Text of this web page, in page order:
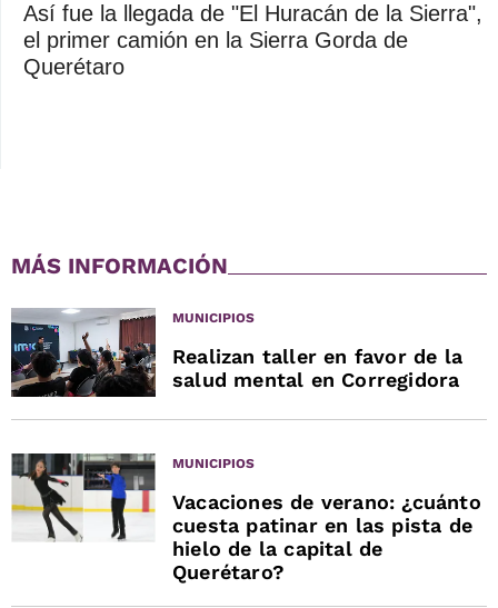
Así fue la llegada de "El Huracán de la Sierra",
el primer camión en la Sierra Gorda de
Querétaro
MÁS INFORMACIÓN
MUNICIPIOS
Realizan taller en favor de la
salud mental en Corregidora
MUNICIPIOS
Vacaciones de verano: ¿cuánto
cuesta patinar en las pista de
hielo de la capital de
Querétaro?